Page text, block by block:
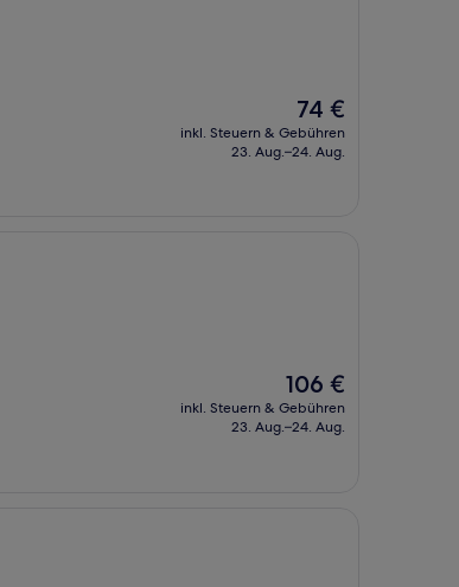
Der
Preis
beträgt
74 €
inkl. Steuern & Gebühren
23. Aug.–24. Aug.
Der
Preis
beträgt
106 €
inkl. Steuern & Gebühren
23. Aug.–24. Aug.